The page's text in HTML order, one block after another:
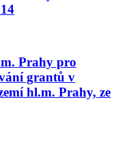
Prahy pro
grantů v
hl.m. Prahy, ze